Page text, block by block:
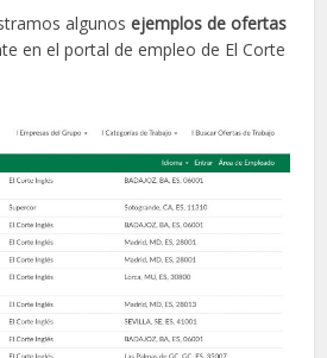
algunosejemplos de ofertas
en el portal de empleo de El Corte